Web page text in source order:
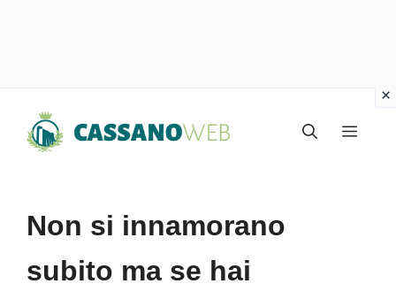
Menu
Non si innamorano
subito ma se hai